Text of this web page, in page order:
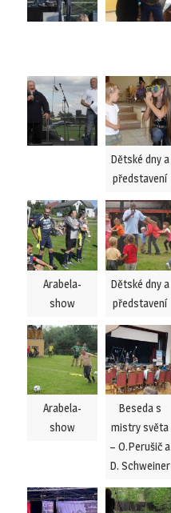
Dětské dny a
představení
Arabela-
show
Dětské dny a
představení
Arabela-
show
Beseda s
mistry světa
– O.Perušič a
D. Schweiner